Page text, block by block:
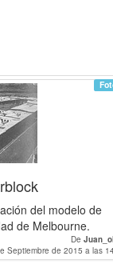
del modelo de
de Melbourne.
De
Septiembre de 2015 a las